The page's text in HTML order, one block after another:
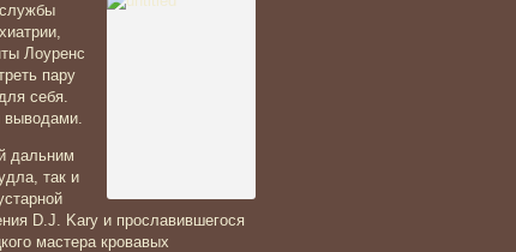
Лоуренс
пару
себя.
выводами.
дальним
так и
D.J. Kary и прославившегося
мастера кровавых